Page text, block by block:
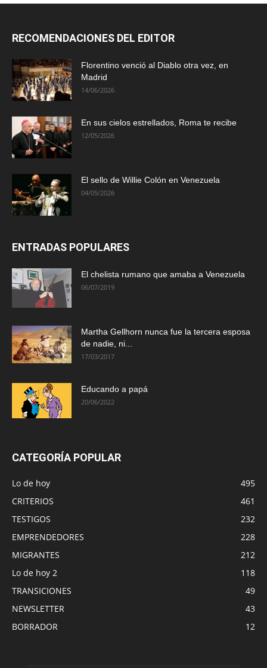
RECOMENDACIONES DEL EDITOR
Florentino venció al Diablo otra vez, en
Madrid
14/06/2026
En sus cielos estrellados, Roma te recibe
12/05/2026
El sello de Willie Colón en Venezuela
04/05/2026
ENTRADAS POPULARES
El chelista rumano que amaba a Venezuela
06/07/2019
Martha Gellhorn nunca fue la tercera esposa
de nadie, ni...
17/03/2017
Educando a papá
20/06/2022
CATEGORÍA POPULAR
Lo de hoy
495
CRITERIOS
461
TESTIGOS
232
EMPRENDEDORES
228
MIGRANTES
212
Lo de hoy 2
118
TRANSICIONES
49
NEWSLETTER
43
BORRADOR
12